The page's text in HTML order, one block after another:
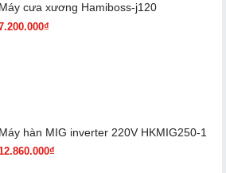
Máy cưa xương Hamiboss-j120
Máy hàn MIG inverter 220V HKMIG250-1